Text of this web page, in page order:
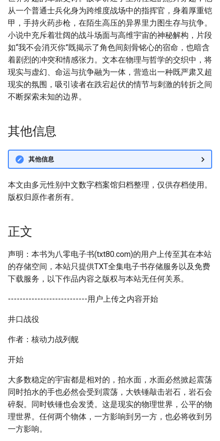
从一个普通士兵化身为跨维度战场中的指挥官，身着厚重铠
甲，手持火药步枪，在陌生高压的异界里力图生存与抗争。
小说中充斥着壮阔的战斗场面与高维宇宙的神秘解构，片段
如“我不会消灭你”既揭示了角色间刻骨铭心的宿命，也暗含
着剧烈的冲突和情感张力。文本在物理与哲学的交织中，将
现实与虚幻、命运与抗争融为一体，营造出一种既严肃又超
现实的氛围，吸引读者在跌宕起伏的情节与刺激的转折之间
不断探索未知的边界。
其他信息
其他信息
本文由多元性别中文数字档案馆归档整理，仅供存档使用。
版权归原作者所有。
正文
声明：本书为八零电子书(txt80.com)的用户上传至其在本站
的存储空间，本站只提供TXT全集电子书存储服务以及免费
下载服务，以下作品内容之版权与本站无任何关系。
---------------------------用户上传之内容开始
井口战役
作者：核动力战列舰
开始
大多数稳定的宇宙都是相对的，拍水面，水面必然掀起震荡
同时拍水的手也必然会受到震荡，大铁锤敲击岩石，岩石会
碎裂。同时铁锤也会发烫。这是现实的物理世界，公平的物
理世界。任何两个物体，一方影响到另一方，也必将收到另
一方影响。